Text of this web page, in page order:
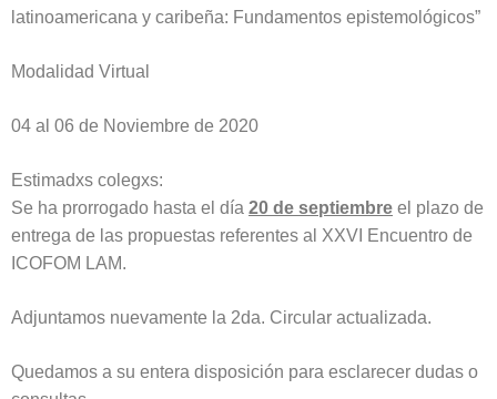
latinoamericana y caribeña: Fundamentos epistemológicos”
Modalidad Virtual
04 al 06 de Noviembre de 2020
Estimadxs colegxs:
Se ha prorrogado hasta el día 20 de septiembre el plazo de
entrega de las propuestas referentes al XXVI Encuentro de
ICOFOM LAM.
Adjuntamos nuevamente la 2da. Circular actualizada.
Quedamos a su entera disposición para esclarecer dudas o